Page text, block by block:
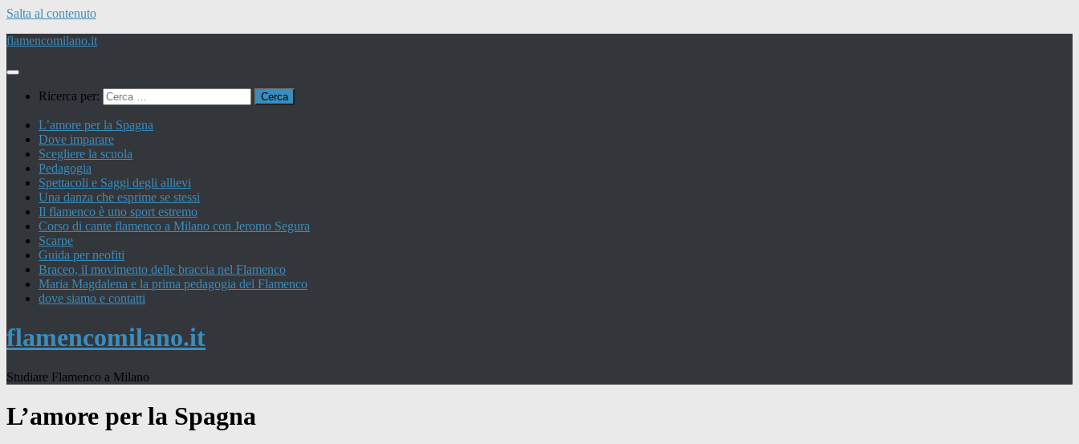
Salta al contenuto
flamencomilano.it
Ricerca per:
L’amore per la Spagna
Dove imparare
Scegliere la scuola
Pedagogia
Spettacoli e Saggi degli allievi
Una danza che esprime se stessi
Il flamenco è uno sport estremo
Corso di cante flamenco a Milano con Jeromo Segura
Scarpe
Guida per neofiti
Braceo, il movimento delle braccia nel Flamenco
Maria Magdalena e la prima pedagogia del Flamenco
dove siamo e contatti
flamencomilano.it
Studiare Flamenco a Milano
L’amore per la Spagna